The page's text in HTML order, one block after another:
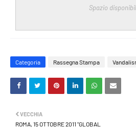
Spazio
Categoria Rassegna Stampa
VECCHIA
ROMA, 15 OTTOBRE 2011 "GLOBAL